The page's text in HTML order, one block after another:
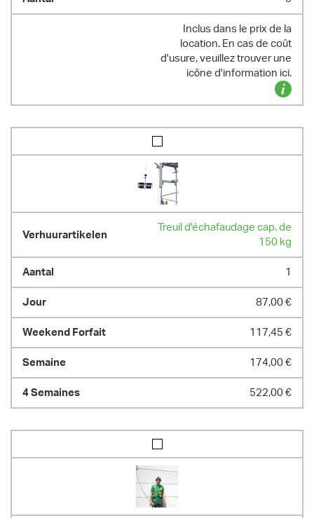
Inclus dans le prix de la
location. En cas de coût
d'usure, veuillez trouver une
icône d'information ici.
Treuil d'échafaudage cap. de
150 kg
1
87,00 €
117,45 €
174,00 €
522,00 €